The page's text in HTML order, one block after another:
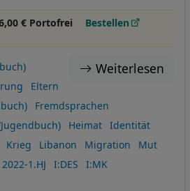
€ Portofrei Bestellen
Weiterlesen
Eltern
Fremdsprachen
Heimat
Identität
Krieg Libanon Migration
Mut
1.HJ I:DES I:MK